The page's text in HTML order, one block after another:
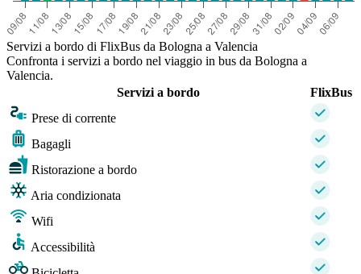
Servizi a bordo di FlixBus da Bologna a Valencia
Confronta i servizi a bordo nel viaggio in bus da Bologna a
Valencia.
Servizi a bordo
FlixBus
Prese di corrente
Bagagli
Ristorazione a bordo
Aria condizionata
Wifi
Accessibilità